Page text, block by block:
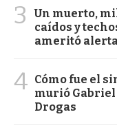
3
Un muerto,
caídos y
ameritó
4 Cómo fue el
murió
Drogas